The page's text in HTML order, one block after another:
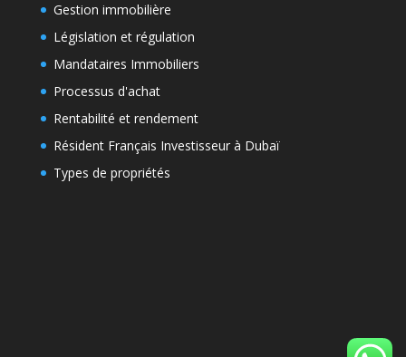
Gestion immobilière
Législation et régulation
Mandataires Immobiliers
Processus d'achat
Rentabilité et rendement
Résident Français Investisseur à Dubaï
Types de propriétés